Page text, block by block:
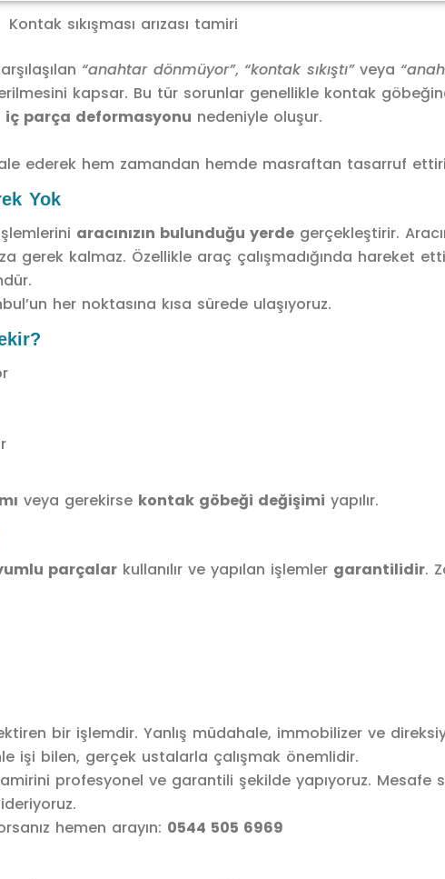
Kontak sıkışması arızası tamiri
“anahtar dönmüyor”, “kontak sıkıştı”veya
kapsar. Bu tür sorunlar genellikle kontak
iç parça deformasyonu nedeniyle oluşur.
ederek hem zamandan hemde masraftan tasarruf
Yok
aracınızın bulunduğu yerde gerçekleştirir.
gerek kalmaz. Özellikle araç çalışmadığında hareket
her noktasına kısa sürede ulaşıyoruz.
veya gerekirse kontak göbeği değişimi yapılır.
parçalar kullanılır ve yapılan işlemler garantilidir.
bir işlemdir. Yanlış müdahale, immobilizer ve
işi bilen, gerçek ustalarla çalışmak önemlidir.
profesyonel ve garantili şekilde yapıyoruz. Mesafe
hemen arayın: 0544 505 6969